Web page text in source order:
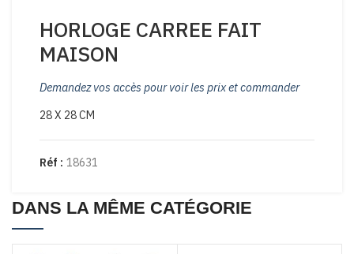
HORLOGE CARREE FAIT
MAISON
Demandez vos accès pour voir les prix et commander
28 X 28 CM
Réf : 18631
DANS LA MÊME CATÉGORIE